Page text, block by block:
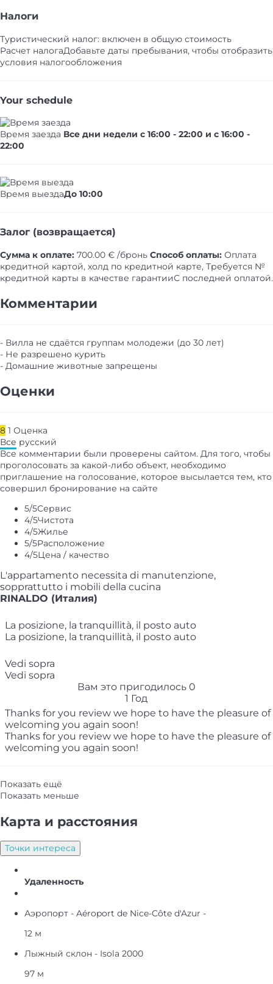
Налоги
Туристический налог: включен в общую стоимость
Расчет налогаДобавьте даты пребывания, чтобы отобразить
условия налогообложения
Your schedule
Время заезда Все дни недели с 16:00 - 22:00 и с 16:00 -
22:00
Время выездаДо 10:00
Залог (возвращается)
Сумма к оплате: 700.00 € /бронь Способ оплаты: Оплата
кредитной картой, холд по кредитной карте, Требуется №
кредитной карты в качестве гарантии​С последней оплатой.
Комментарии
- Вилла не сдаётся группам молодежи (до 30 лет)
- Не разрешено курить
- Домашние животные запрещены
Оценки
8 1 Оценка
Все русский
Все комментарии были проверены сайтом. Для того, чтобы
проголосовать за какой-либо объект, необходимо
приглашение на голосование, которое высылается тем, кто
совершил бронирование на сайте
5/5Сервис
4/5Чистота
4/5Жилье
5/5Расположение
4/5Цена / качество
L'appartamento necessita di manutenzione,
sopprattutto i mobili della cucina
RINALDO (Италия)
La posizione, la tranquillità, il posto auto
La posizione, la tranquillità, il posto auto
Vedi sopra
Vedi sopra
Вам это пригодилось 0
1 Год
Thanks for you review we hope to have the pleasure of
welcoming you again soon!
Thanks for you review we hope to have the pleasure of
welcoming you again soon!
Показать ещё
Показать меньше
Карта и pасстояния
Точки интереса
Удаленность
Аэропорт - Aéroport de Nice-Côte d'Azur -
12 м
Лыжный склон - Isola 2000
97 м